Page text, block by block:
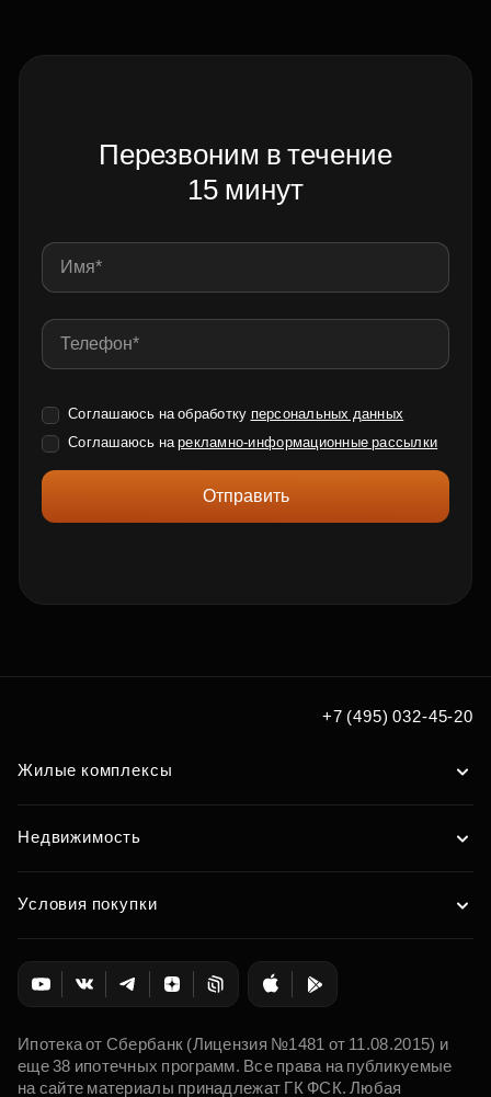
Перезвоним в течение
15 минут
Соглашаюсь на обработку персональных данных
Соглашаюсь нарекламно-информационные рассылки
Отправить
+7 (495) 032-45-20
Жилые комплексы
Недвижимость
Условия покупки
Ипотека от Сбербанк (Лицензия №1481 от 11.08.2015) и
еще 38 ипотечных программ. Все права на публикуемые
на сайте материалы принадлежат ГК ФСК. Любая